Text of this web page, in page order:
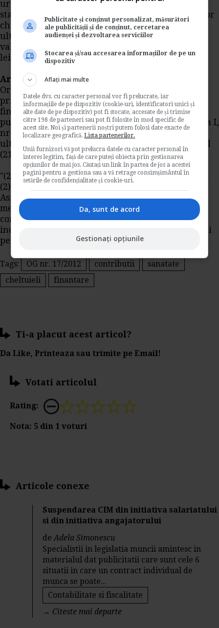
urgenta a Guvernului nr. 77/2011 privind
stabilirea unei contributii pentru finantarea unor
cheltuieli in domeniul sanatatii, cu completarile
ulterioare, unde CTt si BAt nu includ taxa pe
valoarea adaugata, iar BAt este de 1.515 milioane
lei.
Art. 8. - Dupa alineatul (2) al articolului 4 din
Ordonanta de urgenta a Guvernului nr. 77/2011
privind stabilirea unei contributii pentru
finantarea unor cheltuieli in domeniul sanatatii,
publicata in Monitorul Oficial al Romaniei, Partea I,
nr. 680 din 26 septembrie 2011, cu completarile
ulterioare, se introduce un nou alineat, alineatul
(21), cu urmatorul cuprins:
"(21) Persoanele juridice mentionate la alin. (1) si
(2) au obligatia sa depuna la Casa Nationala de
Asigurari de Sanatate lista actualizata a
medicamentelor pentru care se datoreaza
contributia trimestriala, pana la data de 15
inclusiv a lunii urmatoare incheierii trimestrului
pentru care se datoreaza contributia."
Tags: OG nr. 17/2012 contributii
sanatate
cheltuieli
finantare
Ti-a placut acest articol?
Da Like, Printeaza sau trimite pe Email!
Votati articolul
Rating:
Nota: 5 din 1 voturi
Articole conexe
Suspendarea CIM din initiativa salariatului
si din initiativa angajatorului
deAdela Simonescu
Specialistii in legislatia muncii amintesc in
materialul dat publicitatii care sunt cele 6
situatii in care un contract individual de
munca se poate...
Contabilitate si fiscalitate
→ Citeste mai departe
Publicitate și conținut personalizat, măsurători
ale publicității și de conținut, cercetarea
audienței și dezvoltarea serviciilor
Stocarea și/sau accesarea informațiilor de pe un
dispozitiv
Aflați mai multe
Datele dvs. cu caracter personal vor fi prelucrate, iar
informațiile de pe dispozitiv (cookie-uri, identificatori unici și
alte date de pe dispozitiv) pot fi stocate, accesate de și trimise
către 198 de parteneri sau pot fi folosite în mod specific de
acest site. Noi și partenerii noștri putem folosi date exacte de
localizare geografică.Lista partenerilor.
Unii furnizori vă pot prelucra datele cu caracter personal în
interes legitim, față de care puteți obiecta prin gestionarea
opțiunilor de mai jos. Căutați un link în partea de jos a acestei
pagini pentru a gestiona sau a vă retrage consimțământul în
setările de confidențialitate și cookie-uri.
Da, sunt de acord
Gestionați opțiunile